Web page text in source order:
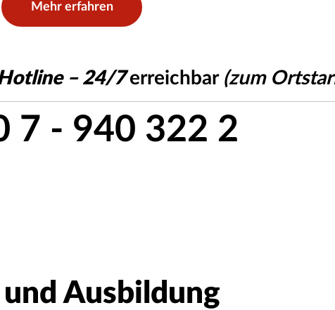
Mehr erfahren
– 24/7erreichbar (zum
7 - 940 322 2
und Ausbildung